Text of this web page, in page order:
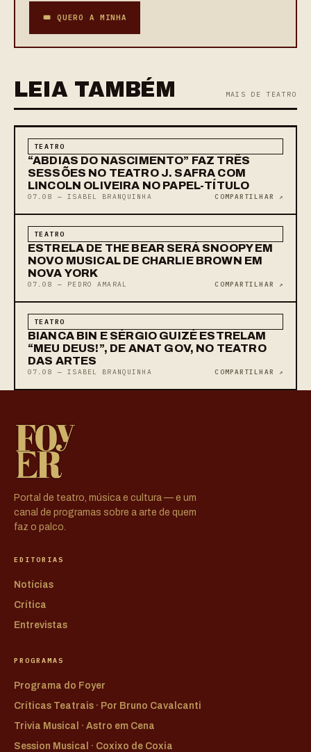
🎟 QUERO A MINHA
LEIA TAMBÉM MAIS DE TEATRO
TEATRO
“ABDIAS DO NASCIMENTO” FAZ TRÊS
SESSÕES NO TEATRO J. SAFRA COM
LINCOLN OLIVEIRA NO PAPEL-TÍTULO
07.08 — ISABEL BRANQUINHA COMPARTILHAR ↗
TEATRO
ESTRELA DE THE BEAR SERÁ SNOOPY EM
NOVO MUSICAL DE CHARLIE BROWN EM
NOVA YORK
07.08 — PEDRO AMARAL COMPARTILHAR ↗
TEATRO
BIANCA BIN E SÉRGIO GUIZÉ ESTRELAM
“MEU DEUS!”, DE ANAT GOV, NO TEATRO
DAS ARTES
07.08 — ISABEL BRANQUINHA COMPARTILHAR ↗
Portal de teatro, música e cultura — e um
canal de programas sobre a arte de quem
faz o palco.
EDITORIAS
Notícias
Crítica
Entrevistas
PROGRAMAS
Programa do Foyer
Críticas Teatrais · Por Bruno Cavalcanti
Trivia Musical · Astro em Cena
Session Musical · Coxixo de Coxia